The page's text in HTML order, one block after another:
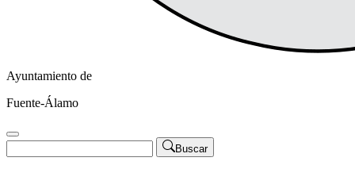
Ayuntamiento de
Fuente-Álamo
Buscar